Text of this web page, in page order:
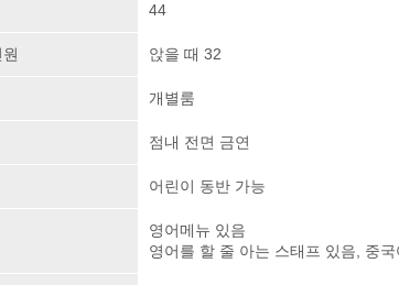
44
앉을 때 32
개별룸
점내 전면 금연
어린이 동반 가능
영어메뉴 있음
영어를 할 줄 아는 스태프 있음, 중